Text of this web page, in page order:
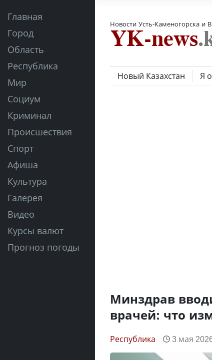
Главная
Город
Область
Республика
Мир
Социум
Криминал
Происшествия
Спорт
Афиша
Культура
Галерея
Видео
Курсы валют
Прогноз погоды
Новости Усть-Каменогорска и
Новый Казахстан Я
Минздрав
врачей: что
Республика 3 мая